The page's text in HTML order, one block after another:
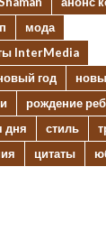
мода
InterMedia
год
рождение
дня стиль
цитаты